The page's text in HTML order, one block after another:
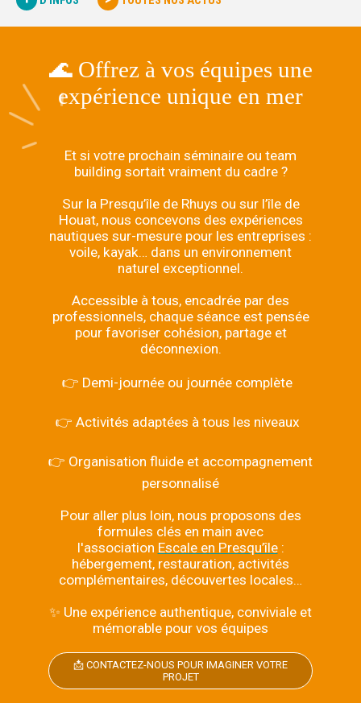
🌊 Offrez à vos équipes une
expérience unique en mer
Et si votre prochain séminaire ou team
building sortait vraiment du cadre ?
Sur la Presqu’île de Rhuys ou sur l’île de
Houat, nous concevons des expériences
nautiques sur-mesure pour les entreprises :
voile, kayak… dans un environnement
naturel exceptionnel.
Accessible à tous, encadrée par des
professionnels, chaque séance est pensée
pour favoriser cohésion, partage et
déconnexion.
👉 Demi-journée ou journée complète
👉 Activités adaptées à tous les niveaux
👉 Organisation fluide et accompagnement
personnalisé
Pour aller plus loin, nous proposons des
formules clés en main avec
l'association Escale en Presqu’île:
hébergement, restauration, activités
complémentaires, découvertes locales…
✨ Une expérience authentique, conviviale et
mémorable pour vos équipes
📩 CONTACTEZ-NOUS POUR IMAGINER VOTRE
PROJET